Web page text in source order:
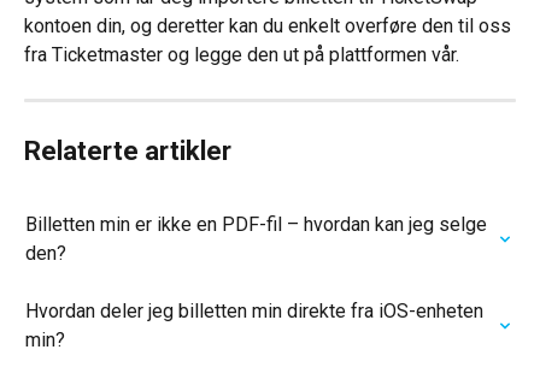
kontoen din, og deretter kan du enkelt overføre den til oss
fra Ticketmaster og legge den ut på plattformen vår.
Relaterte artikler
Billetten min er ikke en PDF-fil – hvordan kan jeg selge
den?
Hvordan deler jeg billetten min direkte fra iOS-enheten
min?